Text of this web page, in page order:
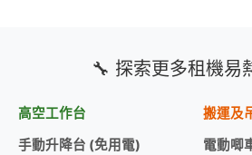
🔧 探索更多租機易
高空工作台
手動升降台 (免用電)
搬運及
電動唧